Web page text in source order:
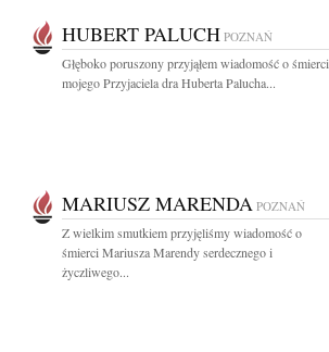
HUBERT PALUCH POZNAŃ
Głęboko poruszony przyjąłem wiadomość o śmierci
mojego Przyjaciela dra Huberta Palucha...
MARIUSZ MARENDA POZNAŃ
Z wielkim smutkiem przyjęliśmy wiadomość o
śmierci Mariusza Marendy serdecznego i
życzliwego...